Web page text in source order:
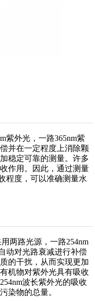
紫外光，一路365nm紫
并在一定程度上消除颗
稳定可靠的测量。许多
作用。因此，通过测量
程度，可以准确测量水
两路光源，一路254nm
动对光路衰减进行补偿
的干扰，从而实现更加
机物对紫外光具有吸收
波长紫外光的吸收
染物的总量。